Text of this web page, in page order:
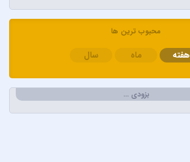
محبوب ترین ها
هفته ماه سال
بزودی …